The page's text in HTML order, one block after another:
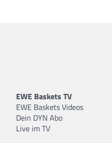
EWE Baskets TV
EWE Baskets Videos
Dein DYN Abo
Live im TV